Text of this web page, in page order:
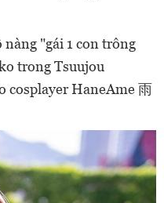
nàng "gái 1 con trông
trong Tsuujou
cosplayer HaneAme 雨